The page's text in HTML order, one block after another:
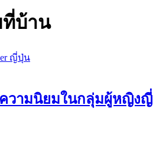
ที่บ้าน
ความนิยมในกลุ่มผู้หญิง